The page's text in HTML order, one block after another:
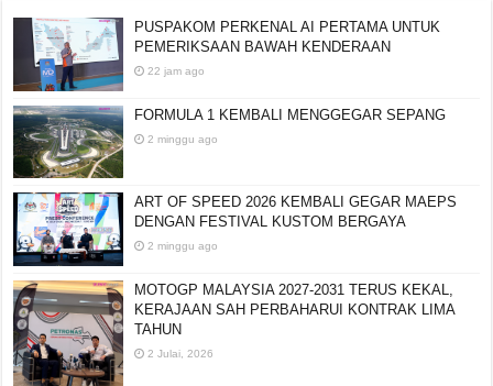
PUSPAKOM PERKENAL AI PERTAMA UNTUK
PEMERIKSAAN BAWAH KENDERAAN
22 jam ago
FORMULA 1 KEMBALI MENGGEGAR SEPANG
2 minggu ago
ART OF SPEED 2026 KEMBALI GEGAR MAEPS
DENGAN FESTIVAL KUSTOM BERGAYA
2 minggu ago
MOTOGP MALAYSIA 2027-2031 TERUS KEKAL,
KERAJAAN SAH PERBAHARUI KONTRAK LIMA
TAHUN
2 Julai, 2026